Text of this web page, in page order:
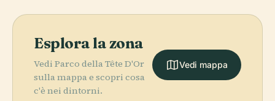
Esplora la zona
Vedi Parco della Tête D'Or
sulla mappa e scopri cosa
c'è nei dintorni.
Vedi mappa